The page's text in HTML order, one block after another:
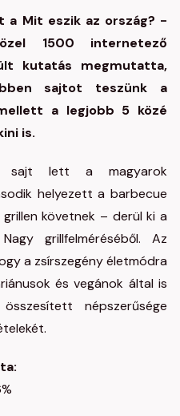
a Mit eszik az ország? -
1500 internetező
kutatás megmutatta,
sajtot teszünk a
a legjobb 5 közé
is.
sajt lett a magyarok
helyezett a barbecue
követnek – derül ki a
grillfelméréséből. Az
a zsírszegény életmódra
és vegánok által is
népszerűsége